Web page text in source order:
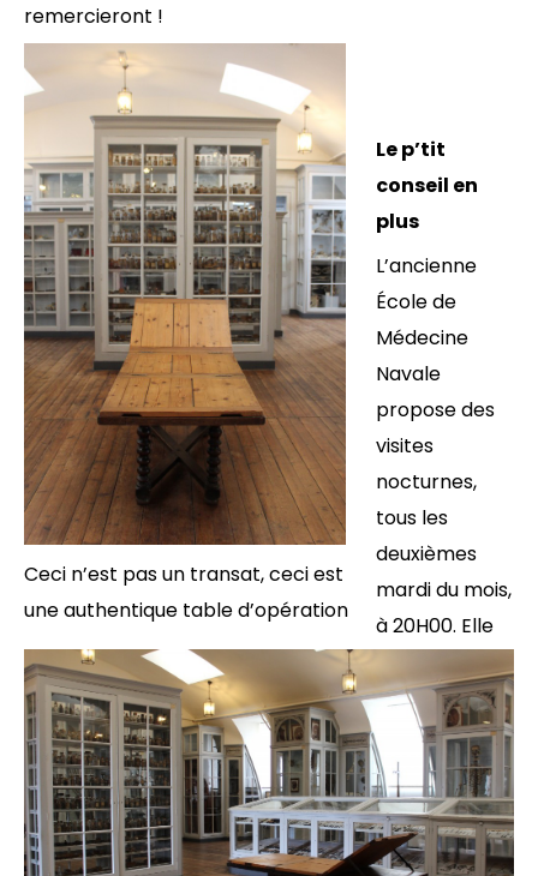
remercieront !
Ceci n’est pas un transat, ceci est
une authentique table d’opération
Le p’tit
conseil en
plus
L’ancienne
École de
Médecine
Navale
propose des
visites
nocturnes,
tous les
deuxièmes
mardi du mois,
à 20H00. Elle